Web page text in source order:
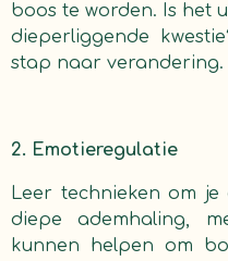
boos te worden. Is het
dieperliggende
stap naar verandering.
2. Emotieregulatie
Leer technieken om je
diepe ademhaling,
kunnen helpen om